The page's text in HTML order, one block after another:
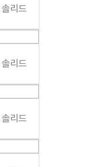
솔리드
솔리드
솔리드